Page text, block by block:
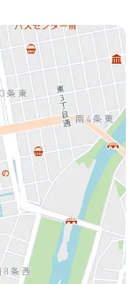
1800엔. 코인 주차
금을 결제해 주십시
과될 수 있으니 유의
있더라도 주차장이
하시기 바랍니다.